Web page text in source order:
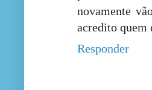
novamente
acredito quem
Responder